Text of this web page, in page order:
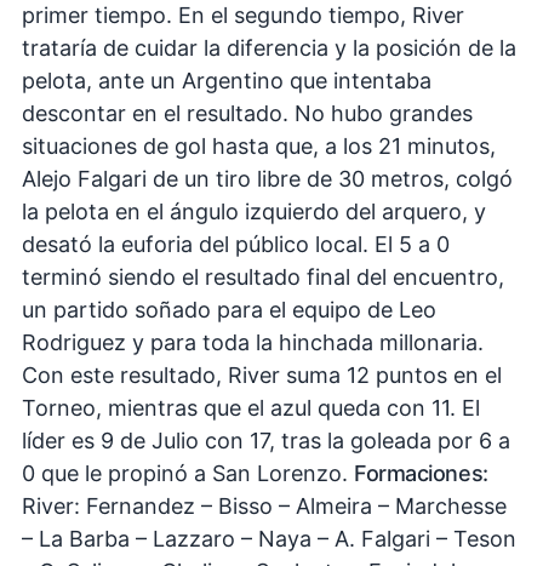
primer tiempo. En el segundo tiempo, River
trataría de cuidar la diferencia y la posición de la
pelota, ante un Argentino que intentaba
descontar en el resultado. No hubo grandes
situaciones de gol hasta que, a los 21 minutos,
Alejo Falgari de un tiro libre de 30 metros, colgó
la pelota en el ángulo izquierdo del arquero, y
desató la euforia del público local. El 5 a 0
terminó siendo el resultado final del encuentro,
un partido soñado para el equipo de Leo
Rodriguez y para toda la hinchada millonaria.
Con este resultado, River suma 12 puntos en el
Torneo, mientras que el azul queda con 11. El
líder es 9 de Julio con 17, tras la goleada por 6 a
0 que le propinó a San Lorenzo. Formaciones:
River: Fernandez – Bisso – Almeira – Marchesse
– La Barba – Lazzaro – Naya – A. Falgari – Teson